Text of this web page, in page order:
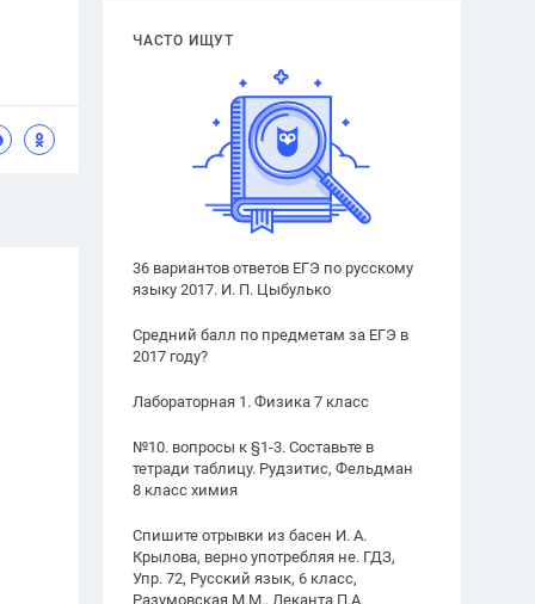
ЧАСТО ИЩУТ
36 вариантов ответов ЕГЭ по русскому
языку 2017. И. П. Цыбулько
Средний балл по предметам за ЕГЭ в
2017 году?
Лабораторная 1. Физика 7 класс
№10. вопросы к §1-3. Составьте в
тетради таблицу. Рудзитис, Фельдман
8 класс химия
Спишите отрывки из басен И. А.
Крылова, верно употребляя не. ГДЗ,
Упр. 72, Русский язык, 6 класс,
Разумовская М.М., Леканта П.А.